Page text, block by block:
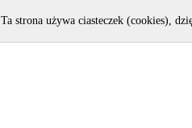
Ta strona używa ciasteczek (cookies),